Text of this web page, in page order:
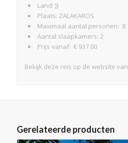
Land: )}
Plaats: ZALAKAROS
Maximaal aantal personen: 8
Aantal slaapkamers: 2
Prijs vanaf: € 937.00
Bekijk deze reis op de website van
Gerelateerde producten